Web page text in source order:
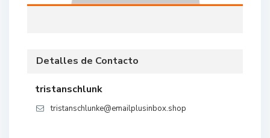
Detalles de Contacto
tristanschlunk
tristanschlunke@emailplusinbox.shop